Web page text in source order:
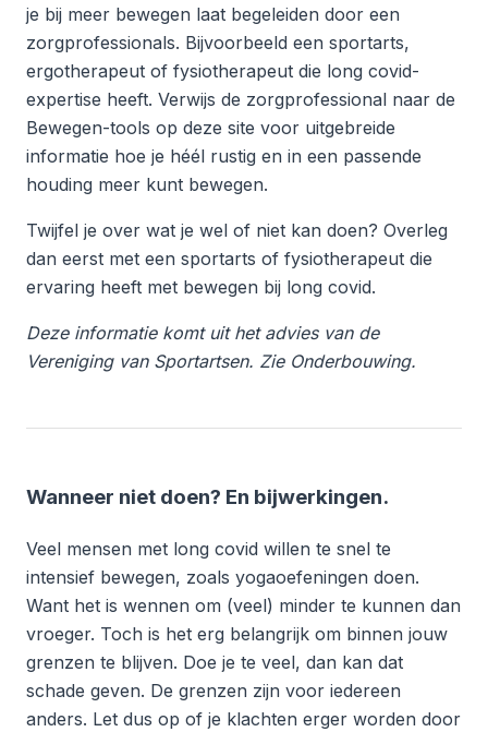
je bij meer bewegen laat begeleiden door een
zorgprofessionals. Bijvoorbeeld een sportarts,
ergotherapeut of fysiotherapeut die long covid-
expertise heeft. Verwijs de zorgprofessional naar de
Bewegen-tools op deze site voor uitgebreide
informatie hoe je héél rustig en in een passende
houding meer kunt bewegen.
Twijfel je over wat je wel of niet kan doen? Overleg
dan eerst met een sportarts of fysiotherapeut die
ervaring heeft met bewegen bij long covid.
Deze informatie komt uit het advies van de
Vereniging van Sportartsen. Zie Onderbouwing.
Wanneer niet doen? En bijwerkingen.
Veel mensen met long covid willen te snel te
intensief bewegen, zoals yogaoefeningen doen.
Want het is wennen om (veel) minder te kunnen dan
vroeger. Toch is het erg belangrijk om binnen jouw
grenzen te blijven. Doe je te veel, dan kan dat
schade geven. De grenzen zijn voor iedereen
anders. Let dus op of je klachten erger worden door